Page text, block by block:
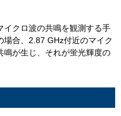
クロ波の共鳴を観測する手
合、2.87 GHz付近のマイク
鳴が生じ、それが蛍光輝度の